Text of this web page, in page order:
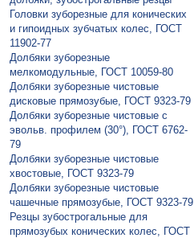
Головки зуборезные для конических
и гипоидных зубчатых колес, ГОСТ
11902-77
Долбяки зуборезные
мелкомодульные, ГОСТ 10059-80
Долбяки зуборезные чистовые
дисковые прямозубые, ГОСТ 9323-79
Долбяки зуборезные чистовые с
эвольв. профилем (30°), ГОСТ 6762-
79
Долбяки зуборезные чистовые
хвостовые, ГОСТ 9323-79
Долбяки зуборезные чистовые
чашечные прямозубые, ГОСТ 9323-79
Резцы зубострогальные для
прямозубых конических колес, ГОСТ